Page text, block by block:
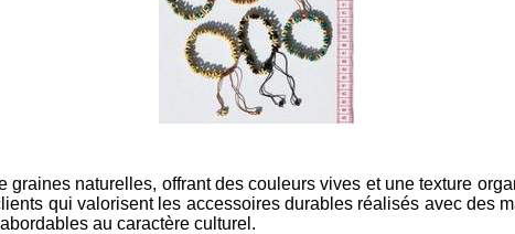
naturelles, offrant des couleurs vives et une texture
qui valorisent les accessoires durables réalisés avec des
au caractère culturel.